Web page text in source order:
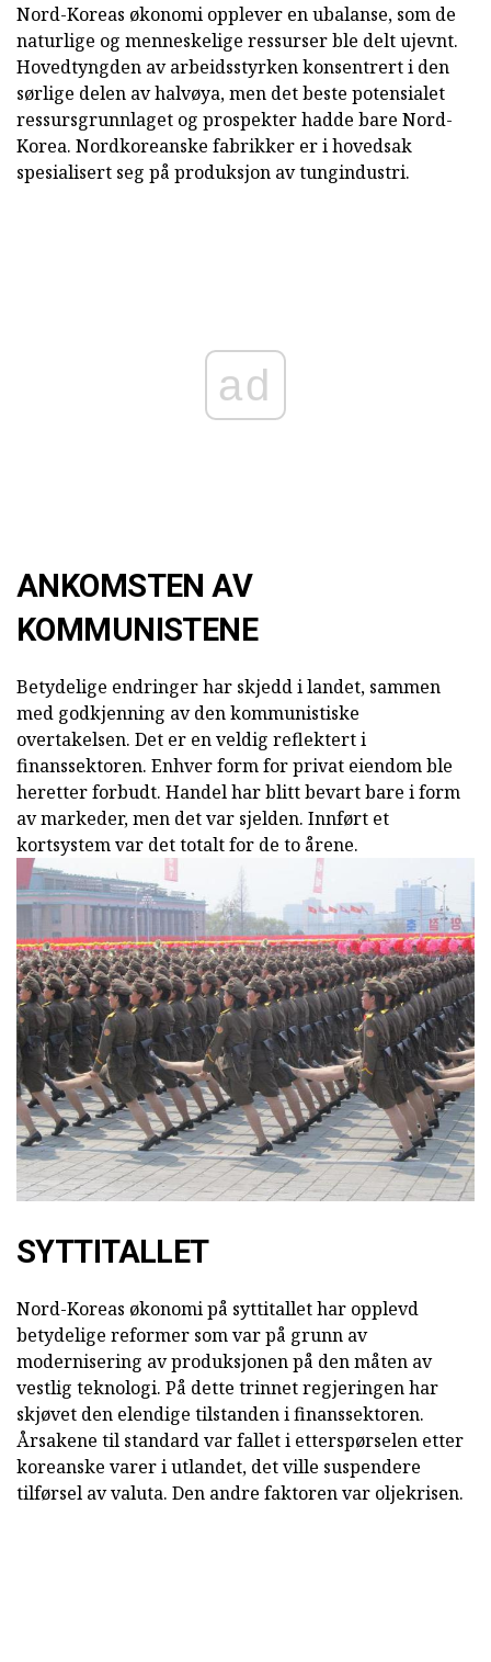
Nord-Koreas økonomi opplever en ubalanse, som de
naturlige og menneskelige ressurser ble delt ujevnt.
Hovedtyngden av arbeidsstyrken konsentrert i den
sørlige delen av halvøya, men det beste potensialet
ressursgrunnlaget og prospekter hadde bare Nord-
Korea. Nordkoreanske fabrikker er i hovedsak
spesialisert seg på produksjon av tungindustri.
ad
ANKOMSTEN AV
KOMMUNISTENE
Betydelige endringer har skjedd i landet, sammen
med godkjenning av den kommunistiske
overtakelsen. Det er en veldig reflektert i
finanssektoren. Enhver form for privat eiendom ble
heretter forbudt. Handel har blitt bevart bare i form
av markeder, men det var sjelden. Innført et
kortsystem var det totalt for de to årene.
SYTTITALLET
Nord-Koreas økonomi på syttitallet har opplevd
betydelige reformer som var på grunn av
modernisering av produksjonen på den måten av
vestlig teknologi. På dette trinnet regjeringen har
skjøvet den elendige tilstanden i finanssektoren.
Årsakene til standard var fallet i etterspørselen etter
koreanske varer i utlandet, det ville suspendere
tilførsel av valuta. Den andre faktoren var oljekrisen.